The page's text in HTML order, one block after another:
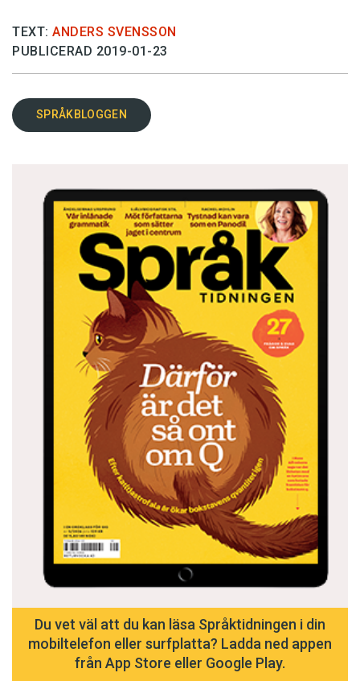
TEXT: ANDERS SVENSSON
PUBLICERAD 2019-01-23
SPRÅKBLOGGEN
Du vet väl att du kan läsa Språktidningen i din
mobiltelefon eller surfplatta? Ladda ned appen
från App Store eller Google Play.